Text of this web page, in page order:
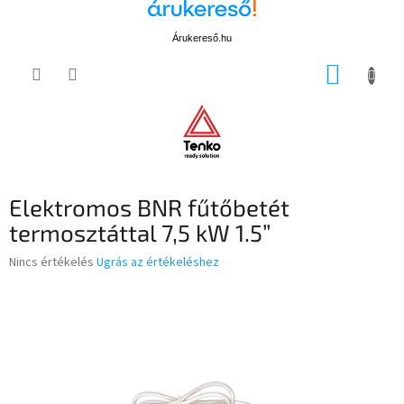
Árukereső.hu
KOSÁR
Elektromos BNR fűtőbetét
termosztáttal 7,5 kW 1.5”
A
Nincs értékelés Ugrás az értékeléshez